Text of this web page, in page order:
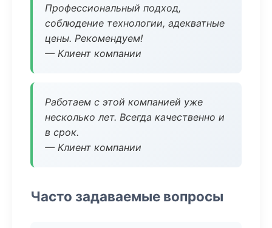
Профессиональный подход,
соблюдение технологии, адекватные
цены. Рекомендуем!
— Клиент компании
Работаем с этой компанией уже
несколько лет. Всегда качественно и
в срок.
— Клиент компании
Часто задаваемые вопросы